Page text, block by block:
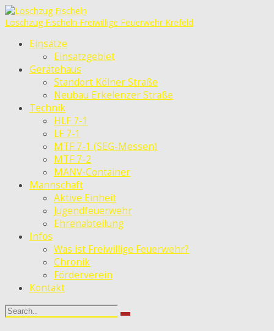
Löschzug Fischeln Freiwillige Feuerwehr Krefeld
Einsätze
Einsatzgebiet
Gerätehaus
Standort Kölner Straße
Neubau Erkelenzer Straße
Technik
HLF 7-1
LF 7-1
MTF 7-1 (SEG-Messen)
MTF 7-2
MANV-Container
Mannschaft
Aktive Einheit
Jugendfeuerwehr
Ehrenabteilung
Infos
Was ist Freiwillige Feuerwehr?
Chronik
Förderverein
Kontakt